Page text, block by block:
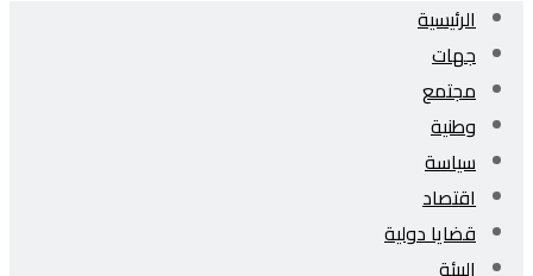
الرئيسية
جهات
مجتمع
وطنية
سياسة
اقتصاد
قضايا دولية